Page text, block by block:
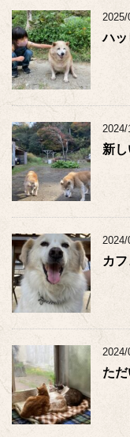
2025/
ハ
2024/
新
2024/
カ
2024/
ただ